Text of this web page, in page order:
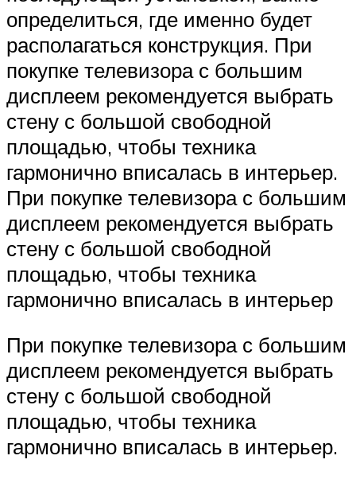
определиться, где именно будет
располагаться конструкция. При
покупке телевизора с большим
дисплеем рекомендуется выбрать
стену с большой свободной
площадью, чтобы техника
гармонично вписалась в интерьер.
При покупке телевизора с большим
дисплеем рекомендуется выбрать
стену с большой свободной
площадью, чтобы техника
гармонично вписалась в интерьер
При покупке телевизора с большим
дисплеем рекомендуется выбрать
стену с большой свободной
площадью, чтобы техника
гармонично вписалась в интерьер.